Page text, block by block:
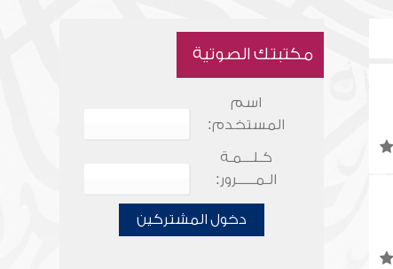
مكتبتك الصوتية
اسم
المستخدم:
كـلـــمـة
الـمـــــرور:
دخول المشتركين